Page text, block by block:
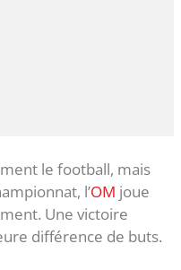
le football, mais
l’OM joue
Une victoire
différence de buts.